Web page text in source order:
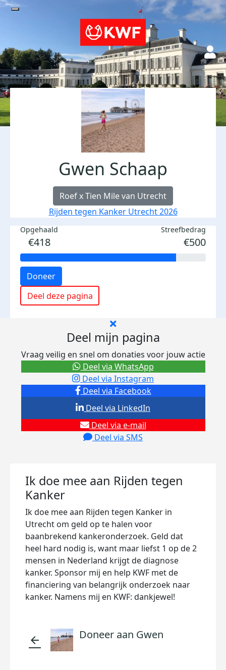
Gwen Schaap
Roef x Tien Mile van Utrecht
Rijden tegen Kanker Utrecht 2026
Opgehaald
€418
Streefbedrag
€500
Doneer
Deel deze pagina
Deel mijn pagina
Vraag veilig en snel om donaties voor jouw actie
Deel via Facebook
Deel via Instagram
Deel via e-mail
Deel via SMS
Deel via LinkedIn
Deel via WhatsApp
Ik doe mee aan Rijden tegen
Kanker
Ik doe mee aan Rijden tegen Kanker in
Utrecht om geld op te halen voor
baanbrekend kankeronderzoek. Geld dat
heel hard nodig is, want maar liefst 1 op de 2
mensen in Nederland krijgt de diagnose
kanker. Sponsor mij en help KWF met de
financiering van belangrijk onderzoek naar
kanker. Namens mij en KWF: dankjewel!
arrow_back Doneer aan Gwen